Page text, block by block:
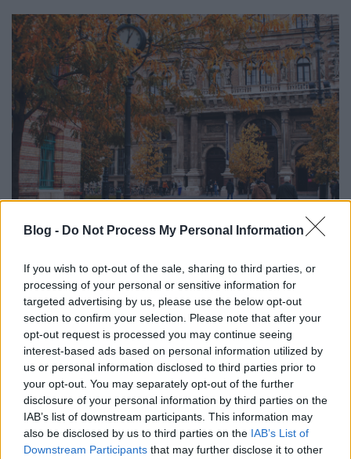
Blog - Do Not Process My Personal Information
If you wish to opt-out of the sale, sharing to third parties, or
processing of your personal or sensitive information for
targeted advertising by us, please use the below opt-out
section to confirm your selection. Please note that after your
opt-out request is processed you may continue seeing
interest-based ads based on personal information utilized by
us or personal information disclosed to third parties prior to
your opt-out. You may separately opt-out of the further
disclosure of your personal information by third parties on the
IAB’s list of downstream participants. This information may
also be disclosed by us to third parties on the IAB’s List of
Downstream Participants that may further disclose it to other
Kép: Váradi Zsófia, Közgazdász
Csak a végzettség számít?
A tanulóévek nem csak “tudásanyagot”,
hanem gondolkodásmódot,
kapcsolatokat, módszert, eszközt,
szakmai, tanulási, problémamegoldási,
munkavégzési és egyéb készségeket hoznak. Ha
valaki a végzés után pár évvel nem a szakmai
végzettségének megfelelő területen dolgozik, vagy
úgy látja, hogy nincs feltétlenül szüksége az